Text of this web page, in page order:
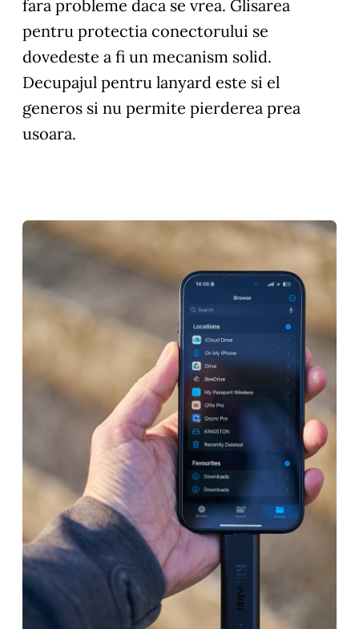
fara probleme daca se vrea. Glisarea
pentru protectia conectorului se
dovedeste a fi un mecanism solid.
Decupajul pentru lanyard este si el
generos si nu permite pierderea prea
usoara.